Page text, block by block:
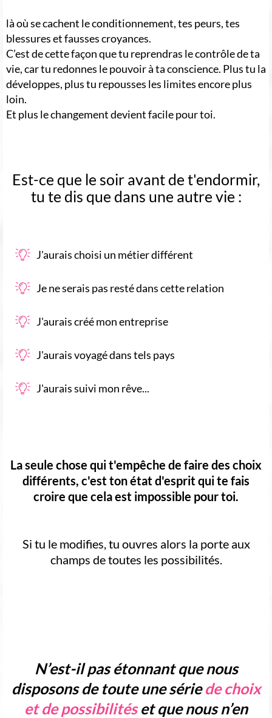
là où se cachent le conditionnement, tes peurs, tes
blessures et fausses croyances.
C’est de cette façon que tu reprendras le contrôle de ta
vie, car tu redonnes le pouvoir à ta conscience. Plus tu la
développes, plus tu repousses les limites encore plus
loin.
Et plus le changement devient facile pour toi.
Est-ce que le soir avant de t'endormir,
tu te dis que dans une autre vie :
J'aurais choisi un métier différent
Je ne serais pas resté dans cette relation
J'aurais créé mon entreprise
J'aurais voyagé dans tels pays
J'aurais suivi mon rêve...
La seule chose qui t'empêche de faire des choix
différents, c'est ton état d'esprit qui te fais
croire que cela est impossible pour toi.
Si tu le modifies, tu ouvres alors la porte aux
champs de toutes les possibilités.
N’est-il pas étonnant que nous
disposons de toute une sériede choix
et de possibilitéset que nous n’en